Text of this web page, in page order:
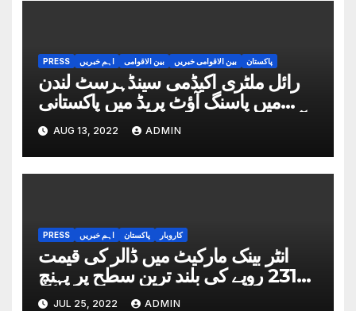
PRESS اہم خبریں بین الاقوامی بین الاقوامی خبریں پاکستان
رائل ملٹری اکیڈمی سینڈہرسٹ لندن
میں پاسنگ آؤٹ پریڈ میں پاکستانی
آرمی چیف کی بطور مہمان خصوصی
شرکت
AUG 13, 2022 ADMIN
PRESS اہم خبریں پاکستان کاروبار
انٹر بینک مارکیٹ میں ڈالر کی قیمت
231 روپے کی بلند ترین سطح پر پہنچ
گیا JUL 25, 2022 ADMIN